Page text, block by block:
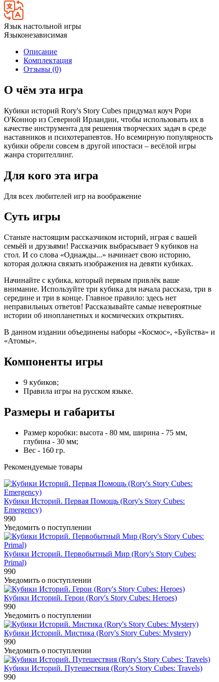
Язык настольной игры
Языконезависимая
Описание
Комплектация
Отзывы (0)
О чём эта игра
Кубики историй Rory's Story Cubes придумал коуч Рори
О'Коннор из Северной Ирландии, чтобы использовать их в
качестве инструмента для решения творческих задач в среде
наставников и психотерапевтов. Но всемирную популярность
кубики обрели совсем в другой ипостаси – весёлой игры
жанра сторителлинг.
Для кого эта игра
Для всех любителей игр на воображение
Суть игры
Станьте настоящим рассказчиком историй, играя с вашей
семьёй и друзьями! Рассказчик выбрасывает 9 кубиков на
стол. И со слова «Однажды...» начинает свою историю,
которая должна связать изображения на девяти кубиках.
Начинайте с кубика, который первым привлёк ваше
внимание. Используйте три кубика для начала рассказа, три в
середине и три в конце. Главное правило: здесь нет
неправильных ответов! Рассказывайте самые невероятные
истории об инопланетных и космических открытиях.
В данном издании объединены наборы «Космос», «Буйства» и
«Атомы».
Компоненты игры
9 кубиков;
Правила игры на русском языке.
Размеры и габариты
Размер коробки: высота - 80 мм, ширина - 75 мм,
глубина - 30 мм;
Вес - 160 гр.
Рекомендуемые товары
Кубики Историй. Первая Помощь (Rory's Story Cubes:
Emergency)
990
Уведомить о поступлении
Кубики Историй. Первобытный Мир (Rory's Story Cubes:
Primal)
990
Уведомить о поступлении
Кубики Историй. Герои (Rory's Story Cubes: Heroes)
990
Уведомить о поступлении
Кубики Историй. Мистика (Rory's Story Cubes: Mystery)
990
Уведомить о поступлении
Кубики Историй. Путешествия (Rory's Story Cubes: Travels)
990